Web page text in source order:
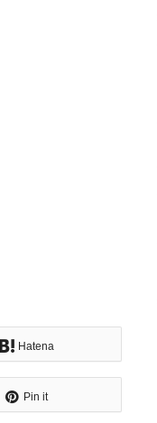
Hatena
Pin it